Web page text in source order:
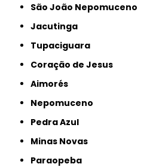
São João Nepomuceno
Jacutinga
Tupaciguara
Coração de Jesus
Aimorés
Nepomuceno
Pedra Azul
Minas Novas
Paraopeba